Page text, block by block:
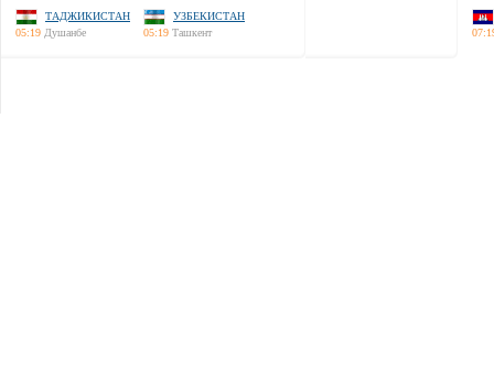
ТАДЖИКИСТАН
05:19 Душанбе
УЗБЕКИСТАН
05:19 Ташкент